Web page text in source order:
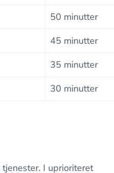
50 minutter
45 minutter
35 minutter
30 minutter
tjenester. I uprioriteret